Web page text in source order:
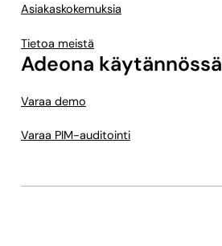
Asiakaskokemuksia
Tietoa meistä
Adeona käytännössä
Varaa demo
Varaa PIM-auditointi